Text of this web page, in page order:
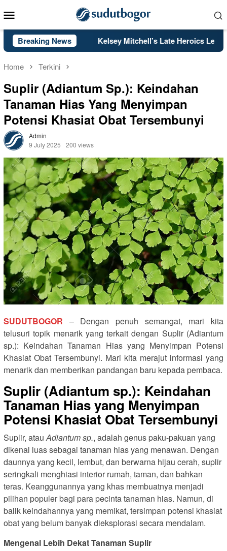
to
Menu
Breaking NewsKelsey Mitchell’s Late Heroics Lead Fever Past
Home Terkini
Suplir (Adiantum Sp.): Keindahan
Tanaman Hias Yang Menyimpan
Potensi Khasiat Obat Tersembunyi
Admin
9 July 2025
200 views
SUDUTBOGOR – Dengan penuh semangat, mari kita
telusuri topik menarik yang terkait dengan Suplir (Adiantum
sp.): Keindahan Tanaman Hias yang Menyimpan Potensi
Khasiat Obat Tersembunyi. Mari kita merajut informasi yang
menarik dan memberikan pandangan baru kepada pembaca.
Suplir (Adiantum sp.): Keindahan
Tanaman Hias yang Menyimpan
Potensi Khasiat Obat Tersembunyi
Suplir, atauAdiantum sp., adalah genus paku-pakuan yang
dikenal luas sebagai tanaman hias yang menawan. Dengan
daunnya yang kecil, lembut, dan berwarna hijau cerah, suplir
seringkali menghiasi interior rumah, taman, dan bahkan
teras. Keanggunannya yang khas membuatnya menjadi
pilihan populer bagi para pecinta tanaman hias. Namun, di
balik keindahannya yang memikat, tersimpan potensi khasiat
obat yang belum banyak dieksplorasi secara mendalam.
Mengenal Lebih Dekat Tanaman Suplir